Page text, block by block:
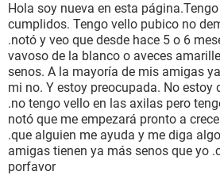
BIENESTAR
SEXUALIDAD
GLOSARIO
Hola soy nueva en esta
cumplidos. Tengo vello pubico no
.notó y veo que desde hace 5 o 6
vavoso de la blanco o aveces
senos. A la mayoría de mis amigas
mi no. Y estoy preocupada. No estoy
.no tengo vello en las axilas pero
notó que me empezará pronto a
.que alguien me ayuda y me diga
amigas tienen ya más senos que yo
porfavor